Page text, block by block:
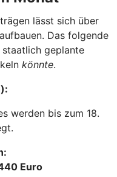
lässt sich über
Das folgende
geplante
könnte.
werden bis zum 18.
Euro